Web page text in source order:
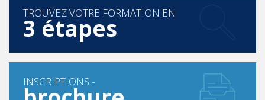
3 étapes
brochure